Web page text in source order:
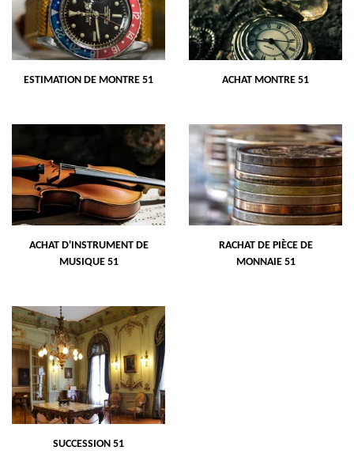
ESTIMATION DE MONTRE 51 ACHAT MONTRE 51
ACHAT D'INSTRUMENT DE
MUSIQUE 51
RACHAT DE PIÈCE DE
MONNAIE 51
SUCCESSION 51